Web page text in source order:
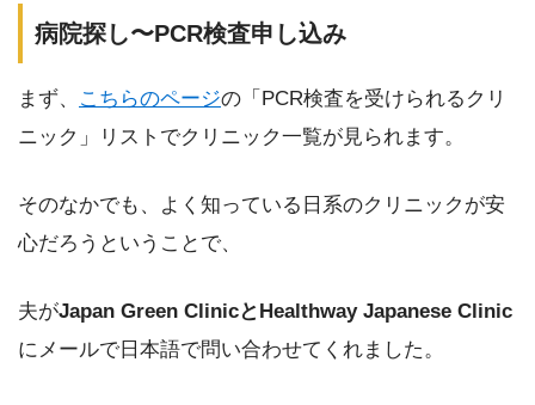
病院探し〜PCR検査申し込み
まず、 こちらのページの「PCR検査を受けられるクリ
ニック」リストでクリニック一覧が見られます。
そのなかでも、よく知っている日系のクリニックが安
心だろうということで、
夫がJapan Green ClinicとHealthway Japanese Clinic
にメールで日本語で問い合わせてくれました。